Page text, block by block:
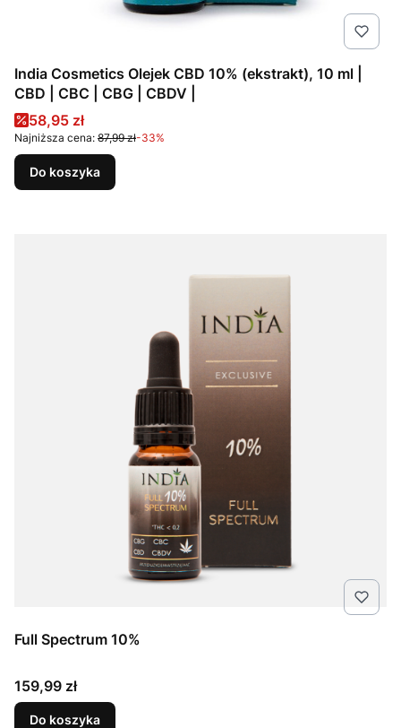
India Cosmetics Olejek CBD 10% (ekstrakt), 10 ml |
CBD | CBC | CBG | CBDV |
Cena promocyjna
58,95 zł
Najniższa cena: 87,99 zł-33%
Do koszyka
Full Spectrum 10%
Cena
159,99 zł
Do koszyka